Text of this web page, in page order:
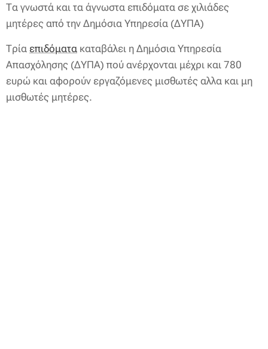
Τα γνωστά και τα άγνωστα επιδόματα σε χιλιάδες
μητέρες από την Δημόσια Υπηρεσία (ΔΥΠΑ)
Τρία επιδόματα καταβάλει η Δημόσια Υπηρεσία
Απασχόλησης (ΔΥΠΑ) πού ανέρχονται μέχρι και 780
ευρώ και αφορούν εργαζόμενες μισθωτές αλλα και μη
μισθωτές μητέρες.